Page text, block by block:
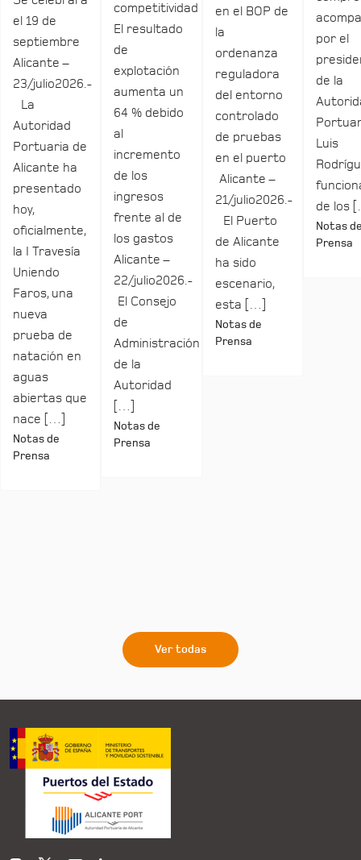
el 19 de
septiembre
Alicante –
23/julio2026.-
La
Autoridad
Portuaria de
Alicante ha
presentado
hoy,
oficialmente,
la I Travesía
Uniendo
Faros, una
nueva
prueba de
natación en
aguas
abiertas que
nace […]
Notas de
Prensa
competitividad
El resultado
de
explotación
aumenta un
64 % debido
al
incremento
de los
ingresos
frente al de
los gastos
Alicante –
22/julio2026.-
El Consejo
de
Administración
de la
Autoridad
Notas de
Prensa
en el BOP de
la
ordenanza
reguladora
del entorno
controlado
de pruebas
en el puerto
Alicante –
21/julio2026.-
El Puerto
de Alicante
ha sido
escenario,
esta […]
Notas de
Prensa
por el
de la
Luis
de los
Notas
Prensa
Ver todas